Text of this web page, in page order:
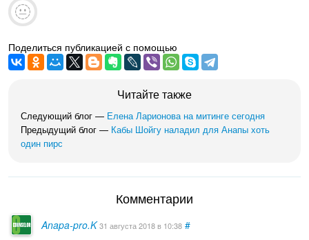
Поделиться публикацией с помощью
Читайте также
Следующий блог — Елена Ларионова на митинге сегодня
Предыдущий блог — Кабы Шойгу наладил для Анапы хоть
один пирс
Комментарии
Anapa-pro.K 31 августа 2018в 10:38 #